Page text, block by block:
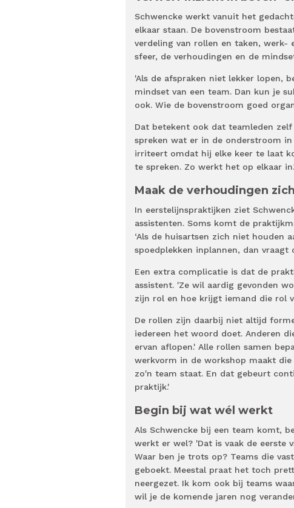
Schwencke werkt vanuit het
elkaar staan. De bovenstroom
verdeling van rollen en taken, werk-
sfeer, de verhoudingen en de
'Als de afspraken niet lekker lopen,
mindset van een team. Dan kun je
ook. Wie de bovenstroom goed
Dat betekent ook dat teamleden
spreken wat er in de onderstroom
irriteert omdat hij elke keer te laat
te spreken. Zo werkt het op elkaar
Maak de verhoudingen
In eerstelijnspraktijken ziet
assistenten. Soms komt de
‘Als de huisartsen zich niet houden
spoedplekken inplannen, dan
Een extra complicatie is dat de
assistent. 'Ze wil aardig gevonden
zijn rol en hoe krijgt iemand die rol
De rollen zijn daarbij niet altijd
iedereen het woord doet. Anderen
ervan aflopen.' Alle rollen samen
werkvorm in de workshop maakt
zo'n team staat. En dat gebeurt
praktijk.'
Begin bij wat wél werkt
Als Schwencke bij een team komt,
werkt er wel? 'Dat is vaak de eerste
Waar ben je trots op? Teams die
geboekt. Meestal praat het toch
neergezet. Ik kom ook bij teams
wil je de komende jaren nog